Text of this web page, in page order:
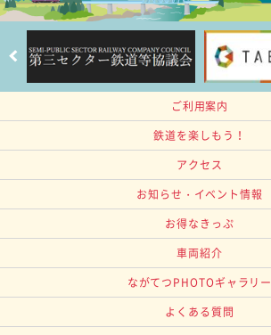
ご利用案内
鉄道を楽しもう！
アクセス
お知らせ・イベント情報
お得なきっぷ
車両紹介
ながてつPHOTOギャラリー
よくある質問